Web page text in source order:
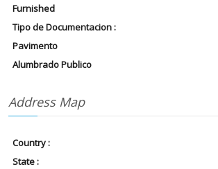
Furnished
Tipo de Documentacion :
Pavimento
Alumbrado Publico
Address Map
Country :
State :